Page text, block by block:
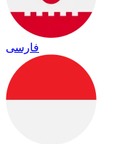
فارسی